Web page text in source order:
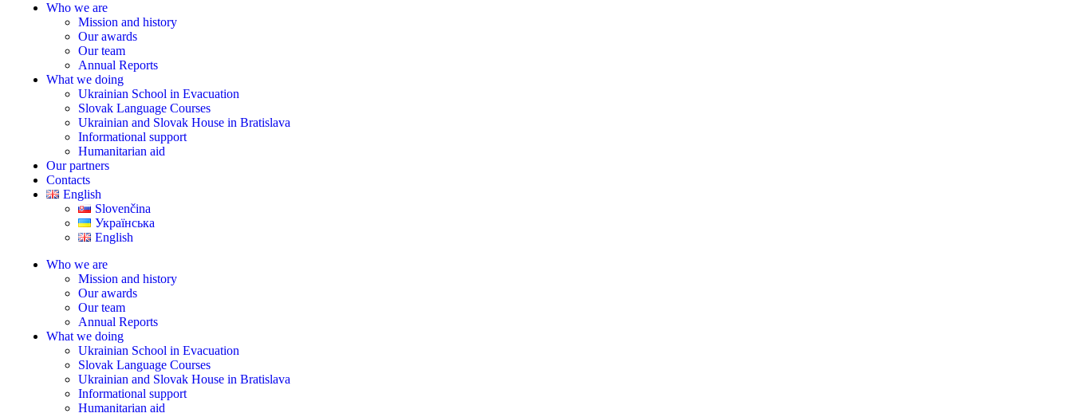
Who we are
Mission and history
Our awards
Our team
Annual Reports
What we doing
Ukrainian School in Evacuation
Slovak Language Courses
Ukrainian and Slovak House in Bratislava
Informational support
Humanitarian aid
Our partners
Contacts
English
Slovenčina
Українська
English
Who we are
Mission and history
Our awards
Our team
Annual Reports
What we doing
Ukrainian School in Evacuation
Slovak Language Courses
Ukrainian and Slovak House in Bratislava
Informational support
Humanitarian aid